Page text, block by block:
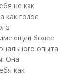
не как
как голос
более
опыта
Она
как